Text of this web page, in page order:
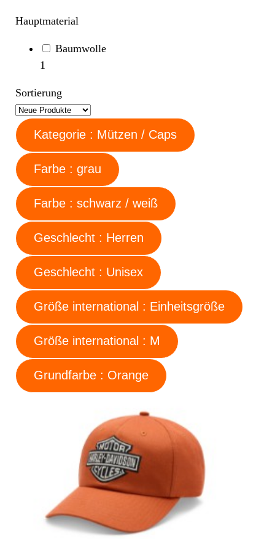
Hauptmaterial
Baumwolle
1
Sortierung
Kategorie : Mützen / Caps
Farbe : grau
Farbe : schwarz / weiß
Geschlecht : Herren
Geschlecht : Unisex
Größe international : Einheitsgröße
Größe international : M
Grundfarbe : Orange